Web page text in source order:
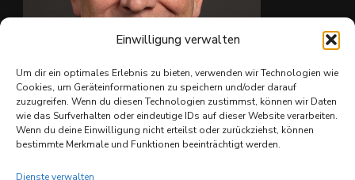
Einwilligung verwalten
Um dir ein optimales Erlebnis zu bieten, verwenden wir Technologien wie
Cookies, um Geräteinformationen zu speichern und/oder darauf
zuzugreifen. Wenn du diesen Technologien zustimmst, können wir Daten
wie das Surfverhalten oder eindeutige IDs auf dieser Website verarbeiten.
Wenn du deine Einwilligung nicht erteilst oder zurückziehst, können
bestimmte Merkmale und Funktionen beeinträchtigt werden.
Dienste verwalten
Ing. Christian Reiter